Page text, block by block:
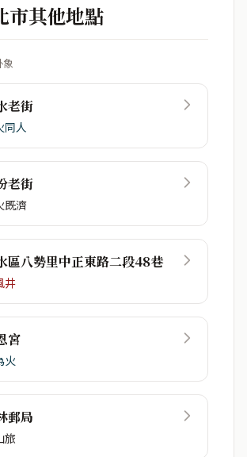
市其他地點
老街
同人
老街
既濟
區八勢里中正東路二段48巷
井
宮
火
郵局
旅